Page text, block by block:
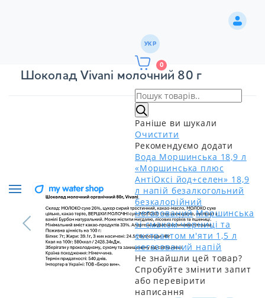
УКР
0
Раніше ви шукали
Очистити
Рекомендуємо додати
Вода Моршинська 18,9 л
«Моршинська плюс
АнтіОксі йод+селен» 18,9
л напій безалкогольний
безкалорійний
негазований Моршинська
зі смаком чорниці та
екстрактом м'яти 1,5 л
негазований напій
Не знайшли цей товар?
Спробуйте змінити запит
або перевірити
написання
Шоколад Vivani молочний 80 г